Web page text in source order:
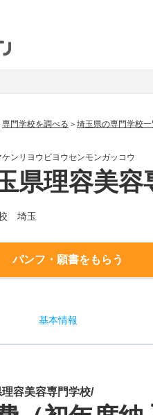
専門学校を調べる 埼玉県の専門学校
ンリヨウビヨウセンモンガッコウ
県理容美容
埼玉
パンフ・願書をもらう
基本情報
容美容専門学校/